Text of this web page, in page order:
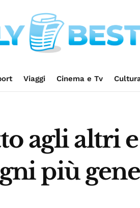
Viaggi Cinema e Tv
agli altri
più